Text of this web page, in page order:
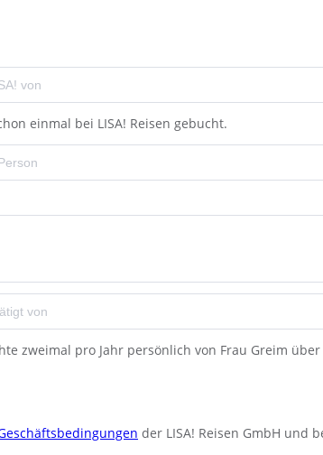
einmal bei LISA! Reisen gebucht.
zweimal pro Jahr persönlich von Frau Greim
der LISA! Reisen GmbH und